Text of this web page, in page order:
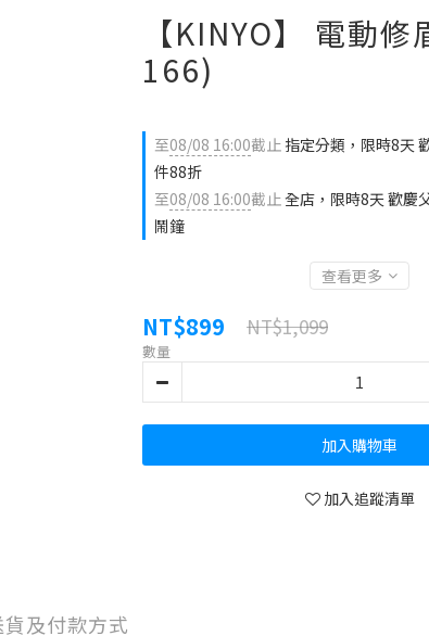
【KINYO】 電動
166)
至08/08 16:00截止 指定分類，限時8天
件88折
至08/08 16:00截止全店，限時8天 歡慶
鬧鐘
查看更多
NT$899 NT$1,099
數量
加入購物車
加入追蹤清單
貨及付款方式